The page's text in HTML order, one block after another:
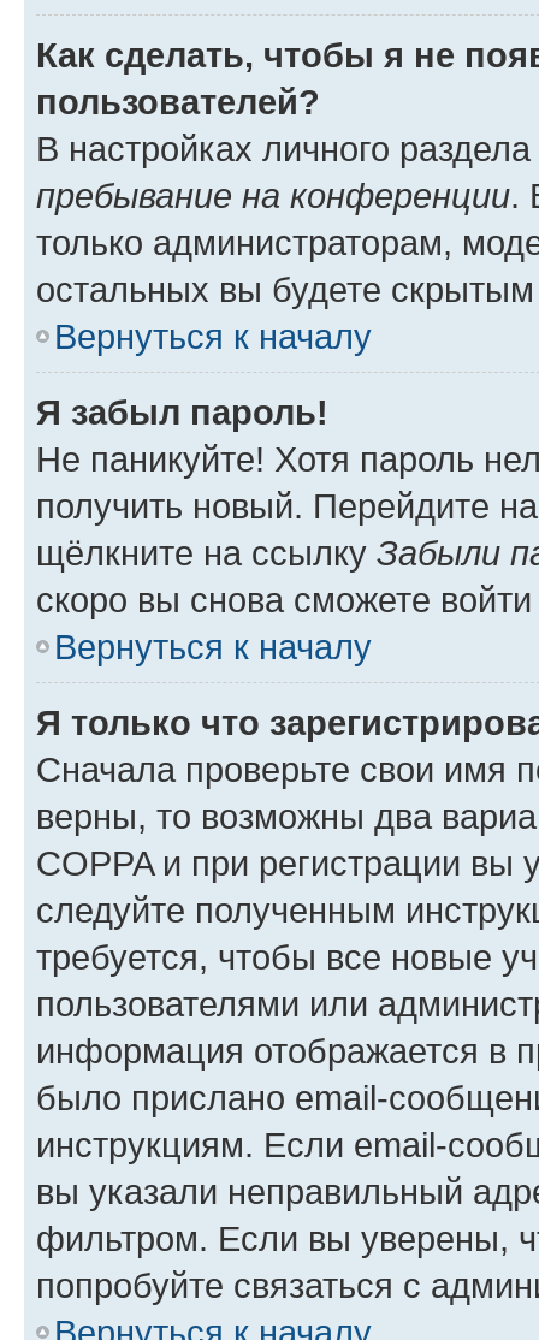
Как сделать, чтобы я не
пользователей?
В настройках личного
пребывание на конференции.
только администраторам,
остальных вы будете
Вернуться к началу
Я забыл пароль!
Не паникуйте! Хотя пароль
получить новый. Перейдите
щёлкните на ссылку Забыли
скоро вы снова сможете
Вернуться к началу
Я только что
Сначала проверьте свои имя
верны, то возможны два
COPPA и при регистрации вы
следуйте полученным
требуется, чтобы все новые
пользователями или
информация отображается в
было прислано email-
инструкциям. Если email-
вы указали неправильный
фильтром. Если вы уверены,
попробуйте связаться с
Вернуться к началу